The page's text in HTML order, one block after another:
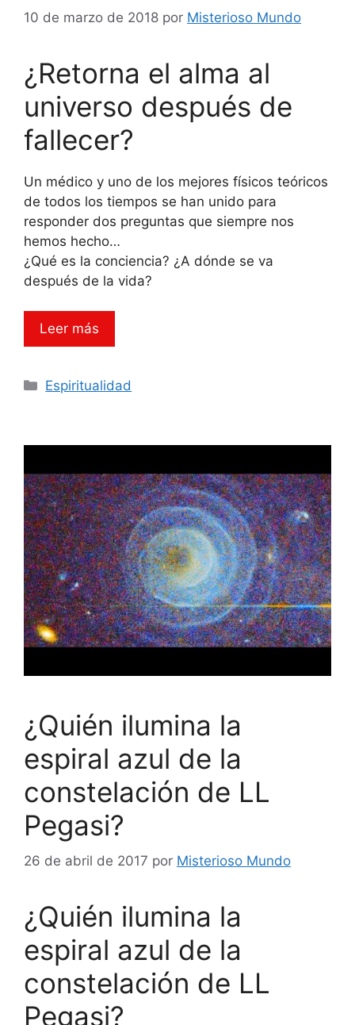
10 de marzo de 2018 por Misterioso Mundo
¿Retorna el alma al
universo después de
fallecer?
Un médico y uno de los mejores físicos teóricos
de todos los tiempos se han unido para
responder dos preguntas que siempre nos
hemos hecho…
¿Qué es la conciencia? ¿A dónde se va
después de la vida?
Leer más
Categorías
Espiritualidad
¿Quién ilumina la
espiral azul de la
constelación de LL
Pegasi?
26 de abril de 2017 por Misterioso Mundo
¿Quién ilumina la
espiral azul de la
constelación de LL
Pegasi?